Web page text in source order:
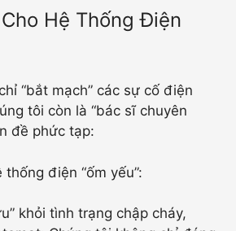
Hệ Thống Điện
“bắt mạch” các sự cố điện
tôi còn là “bác sĩ chuyên
đề phức tạp:
thống điện “ốm yếu”:
khỏi tình trạng chập cháy,